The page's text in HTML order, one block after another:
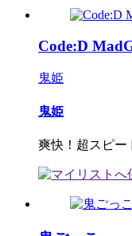
Code:D
鬼姫
鬼姫
爽快！超スピー